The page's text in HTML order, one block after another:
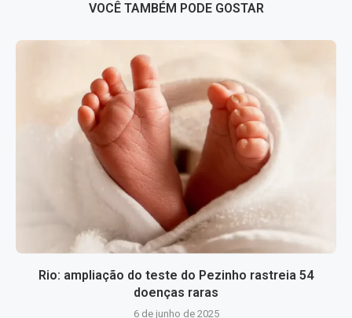
VOCÊ TAMBÉM PODE GOSTAR
Rio: ampliação do teste do Pezinho rastreia 54
doenças raras
6 de junho de 2025